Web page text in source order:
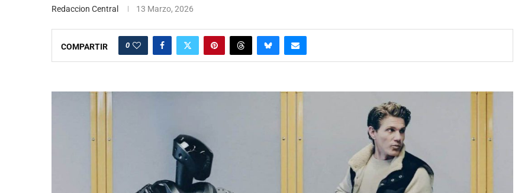
Redaccion Central 13 Marzo, 2026
COMPARTIR 0